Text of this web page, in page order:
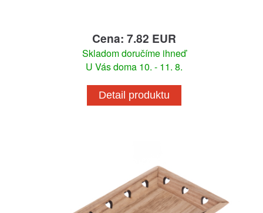
Cena: 7.82 EUR
Skladom doručíme ihneď
U Vás doma 10. - 11. 8.
Detail produktu